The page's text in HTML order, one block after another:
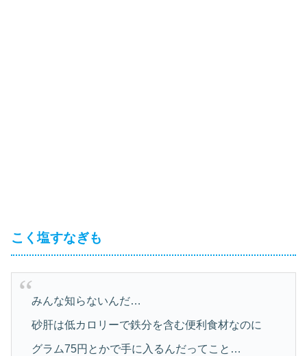
こく塩すなぎも
みんな知らないんだ…
砂肝は低カロリーで鉄分を含む便利食材なのに
グラム75円とかで手に入るんだってこと…